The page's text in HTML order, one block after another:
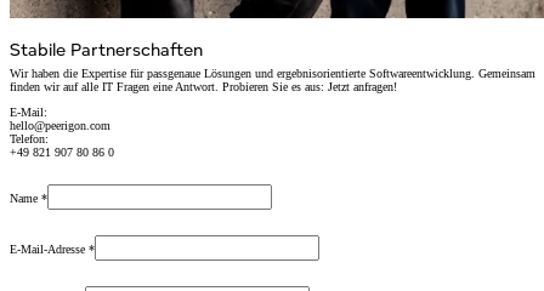
Stabile Partnerschaften
Wir haben die Expertise für passgenaue Lösungen und ergebnisorientierte Softwareentwicklung. Gemeinsam
finden wir auf alle IT Fragen eine Antwort. Probieren Sie es aus: Jetzt anfragen!
E-Mail:
hello@peerigon.com
Telefon:
+49 821 907 80 86 0
Name *
E-Mail-Adresse *